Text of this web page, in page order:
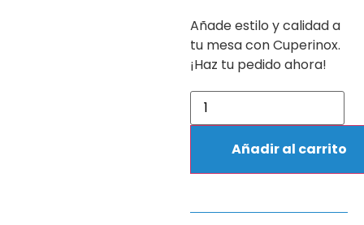
Añade estilo y calidad a
tu mesa con Cuperinox.
¡Haz tu pedido ahora!
Añadir al carrito